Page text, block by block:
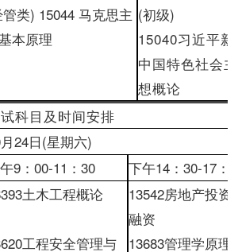
类) 15044 马克思主
本原理
(初级)
15040习近平新
中国特色社会
想概论
科目及时间安排
月24日(星期六)
9： 00-11 ： 30 下午14： 30-17：
土木工程概论 13542房地产投资
融资
工程安全管理与
13683管理学原理